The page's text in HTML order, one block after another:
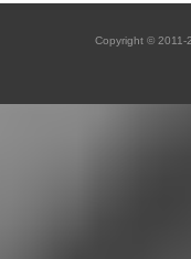
Copyright © 2011-